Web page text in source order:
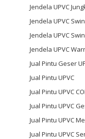
Jendela UPVC
Jendela UPVC
Jendela UPVC
Jendela UPVC
Jual Pintu Geser
Jual Pintu UPVC
Jual Pintu UPVC
Jual Pintu UPVC
Jual Pintu UPVC
Jual Pintu UPVC